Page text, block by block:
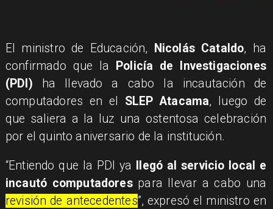
El ministro de Educación, Nicolás Cataldo, ha
confirmado que la
Policía de Investigaciones
(PDI) ha llevado a cabo la incautación de
computadores en el SLEP Atacama, luego de
que saliera a la luz una ostentosa celebración
por el quinto aniversario de la institución.
“Entiendo que la PDI ya
llegó al servicio local e
incautó computadorespara llevar a cabo una
revisión de antecedentes”, expresó el ministro en